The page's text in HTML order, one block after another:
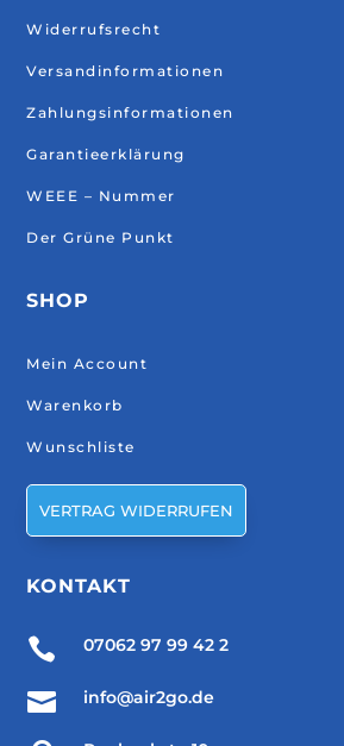
Widerrufsrecht
Versandinformationen
Zahlungsinformationen
Garantieerklärung
WEEE – Nummer
Der Grüne Punkt
SHOP
Mein Account
Warenkorb
Wunschliste
VERTRAG WIDERRUFEN
KONTAKT
 07062 97 99 42 2
 info@air2go.de